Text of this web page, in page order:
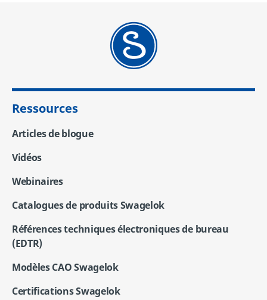
Ressources
Articles de blogue
Vidéos
Webinaires
Catalogues de produits Swagelok
Références techniques électroniques de bureau
(EDTR)
Modèles CAO Swagelok
Certifications Swagelok